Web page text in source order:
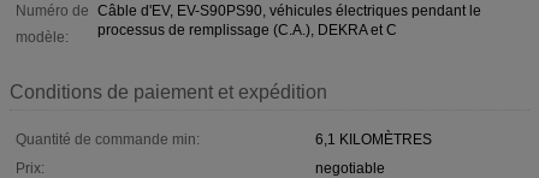
Numéro de
modèle:
Câble d'EV, EV-S90PS90, véhicules électriques pendant le
processus de remplissage (C.A.), DEKRA et C
Conditions de paiement et expédition
Quantité de commande min:
6,1 KILOMÈTRES
Prix:
negotiable